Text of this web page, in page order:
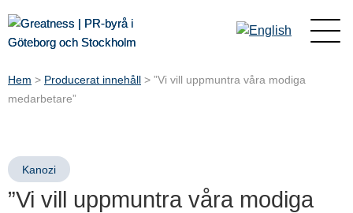
Hem > Producerat innehåll > ”Vi vill uppmuntra våra modiga
medarbetare”
Kanozi
”Vi vill uppmuntra våra modiga